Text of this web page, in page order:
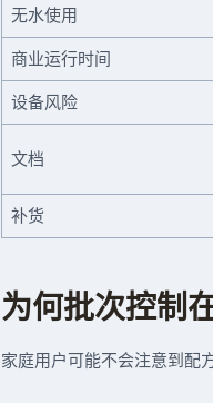
无水使用
商业运行时间
设备风险
文档
补货
为何批次控制
家庭用户可能不会注意到配